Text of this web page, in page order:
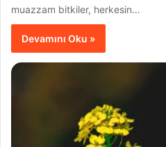
muazzam bitkiler, herkesin…
Devamını Oku »